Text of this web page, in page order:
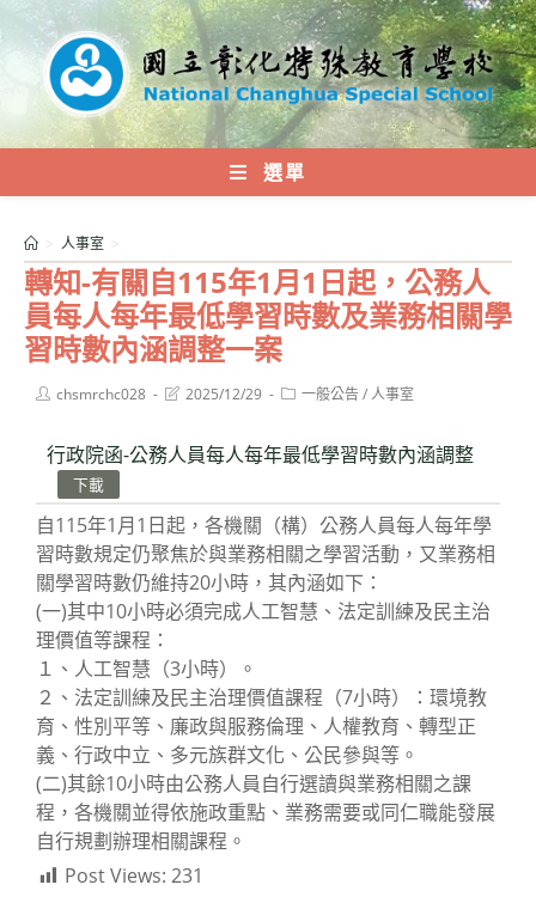
內
選單
轉知-有關自115年1月1日起，公務人
員每人每年最低學習時數及業務相關學
習時數內涵調整一案
> 人事室 >
Postchsmrchc028
Post2025/12/29
Post一般公告/人事室
行政院函-公務人員每人每年最低學習時數內涵調整
下載
自115年1月1日起，各機關（構）公務人員每人每年學
習時數規定仍聚焦於與業務相關之學習活動，又業務相
關學習時數仍維持20小時，其內涵如下：
(一)其中10小時必須完成人工智慧、法定訓練及民主治
理價值等課程：
１、人工智慧（3小時）。
２、法定訓練及民主治理價值課程（7小時）：環境教
育、性別平等、廉政與服務倫理、人權教育、轉型正
義、行政中立、多元族群文化、公民參與等。
(二)其餘10小時由公務人員自行選讀與業務相關之課
程，各機關並得依施政重點、業務需要或同仁職能發展
自行規劃辦理相關課程。
Post Views: 231